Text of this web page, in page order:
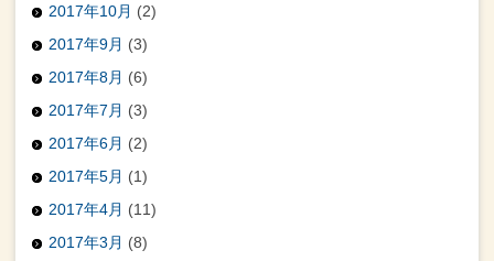
2017年10月 (2)
2017年9月 (3)
2017年8月 (6)
2017年7月 (3)
2017年6月 (2)
2017年5月 (1)
2017年4月 (11)
2017年3月 (8)